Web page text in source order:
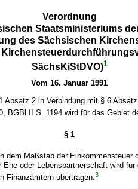
Verordnung
Staatsministeriums
des Sächsischen
SächsKiStDVO)1
Vom 16. Januar 1991
Absatz 2 in Verbindung mit § 6
BGBl II S. 1194 wird für das Gebiet
§ 1
dem Maßstab der Einkommensteuer
oder Lebenspartnerschaft wird
Finanzämtern übertragen.3